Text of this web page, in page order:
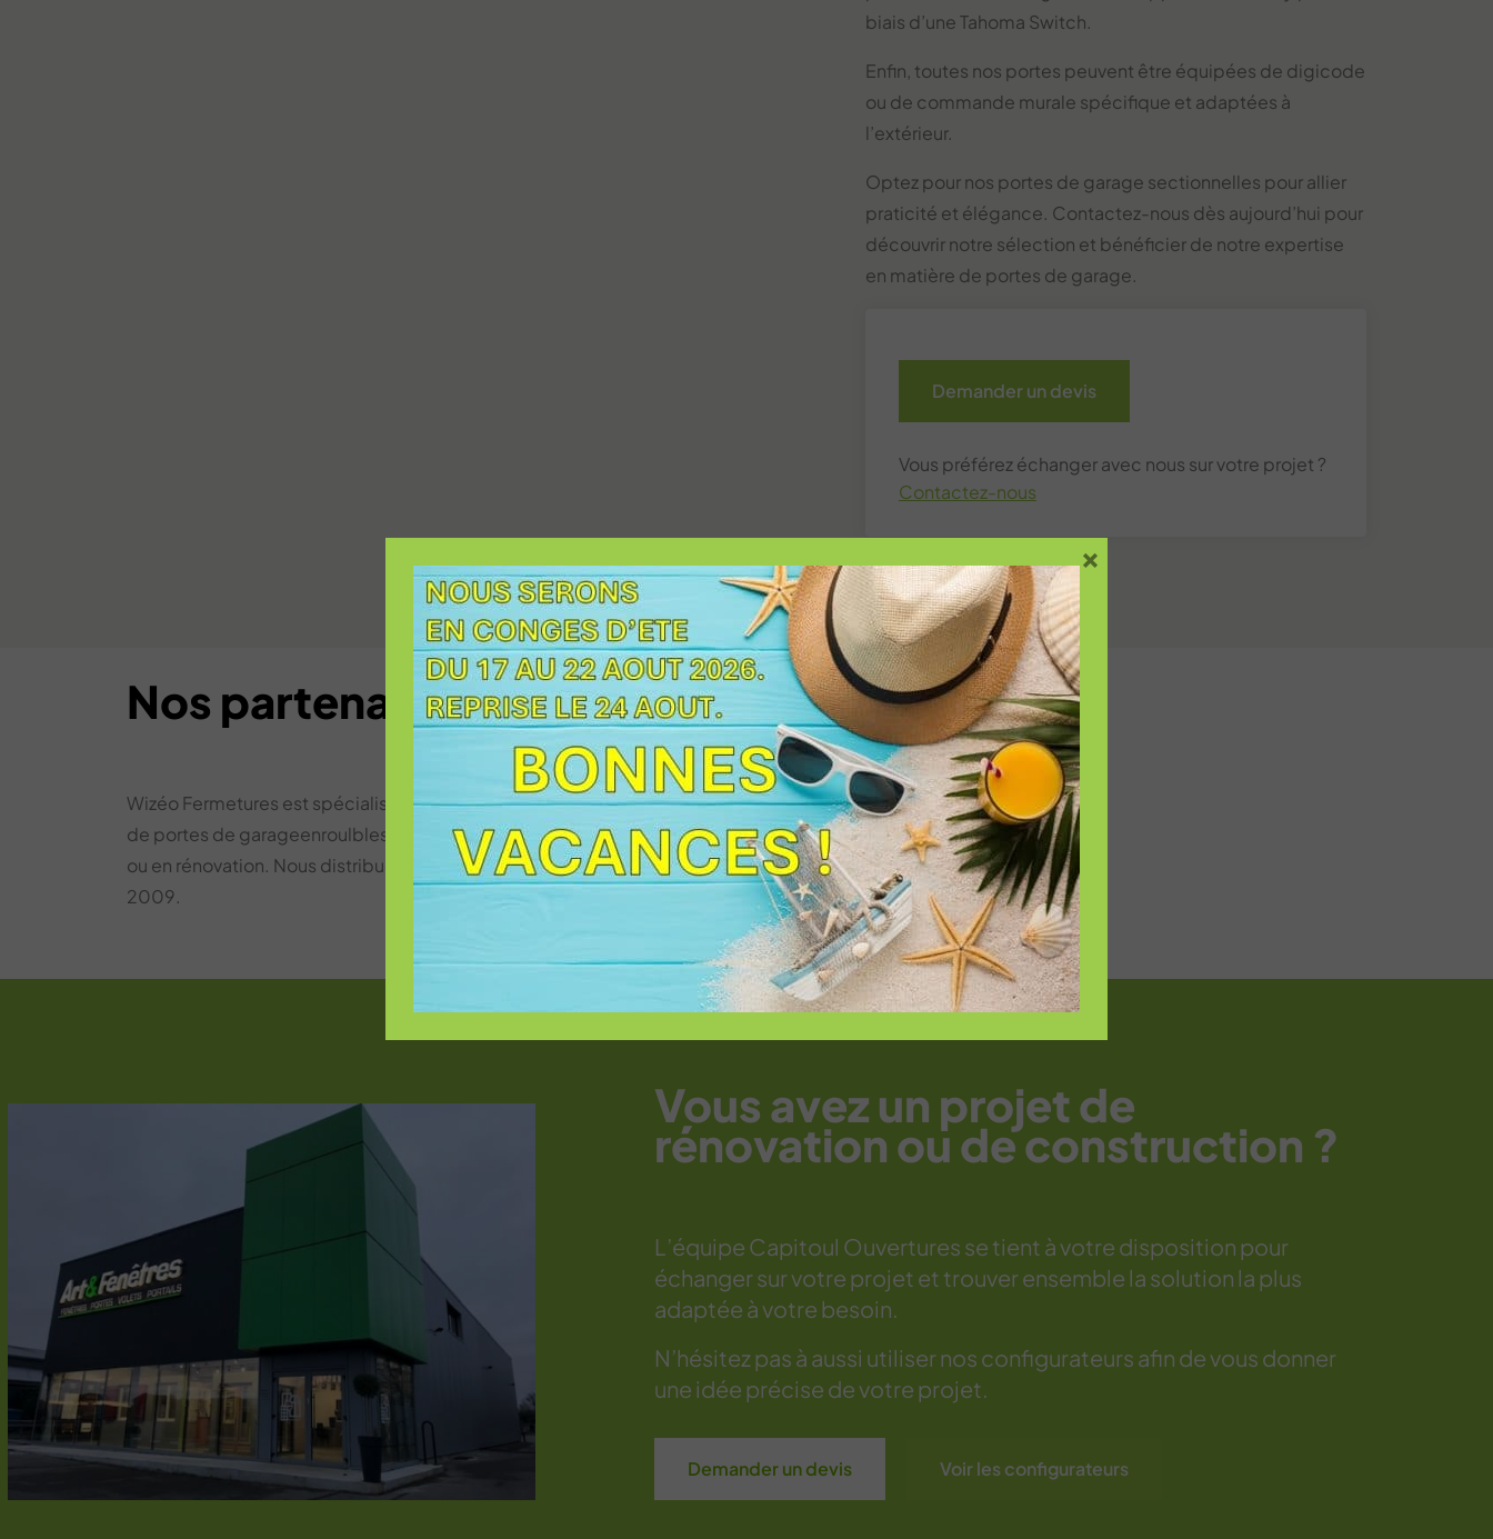
biais d’une Tahoma Switch.
Enfin, toutes nos portes peuvent être équipées de digicode
ou de commande murale spécifique et adaptées à
l’extérieur.
Optez pour nos portes de garage sectionnelles pour allier
praticité et élégance. Contactez-nous dès aujourd’hui pour
découvrir notre sélection et bénéficier de notre expertise
en matière de portes de garage.
Demander un devis
Vous préférez échanger avec nous sur votre projet ?
Contactez-nous
Nos partenaires
Wizéo Fermetures est spécialisé dans la fabrication de volets roulants et
de portes de garageenroulbles, sur mesure, pour des chantiers en neuf
ou en rénovation. Nous distribuons en exclusivité cette marque depuis
2009.
Vous avez un projet de
rénovation ou de construction ?
L’équipe Capitoul Ouvertures se tient à votre disposition pour
échanger sur votre projet et trouver ensemble la solution la plus
adaptée à votre besoin.
N’hésitez pas à aussi utiliser nos configurateurs afin de vous donner
une idée précise de votre projet.
Demander un devis Voir les configurateurs
×